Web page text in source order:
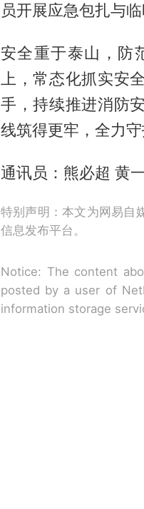
员开展应急包扎与
安全重于泰山，防
上，常态化抓实安
手，持续推进消防
线筑得更牢，全力
通讯员：熊必超 黄
特别声明：本文为网易自
信息发布平台。
Notice: The content
posted by a user of
information storage